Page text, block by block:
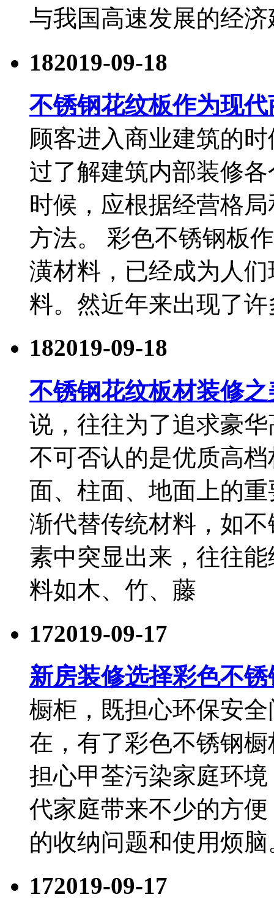
与我国高速发展的经
182019-09-18
不锈钢花纹板作为现
顾客进入商业建筑的
过了解建筑内部装修
时候，应根据经营格
方法。 彩色不锈钢板
潢材料，已经成为人
料。然近年来出现了
182019-09-18
不锈钢花纹板材装修
说，往往为了追求豪
不可否认的是优质高
面、柱面、地面上的
渐代替传统材料，如
素中突显出来，往往
料如木、竹、藤
172019-09-17
新房装修选择彩色不
橱柜，既担心环保安
在，有了彩色不锈钢
担心甲荃污染家庭环
代家庭带来不少的方
的收纳问题和使用烦
172019-09-17